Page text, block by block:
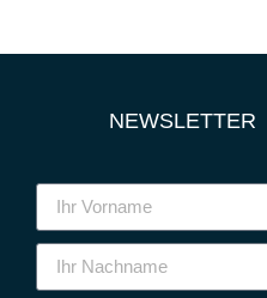
NEWSLETTER